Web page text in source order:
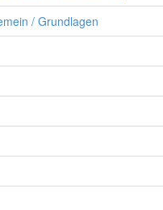
/ Grundlagen